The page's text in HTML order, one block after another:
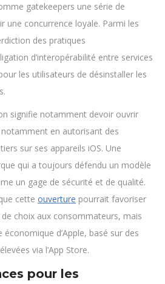
gatekeepers une série de
une concurrence loyale. Parmi les
des pratiques
d’interopérabilité entre services
les utilisateurs de désinstaller les
signifie notamment devoir ouvrir
en autorisant des
sur ses appareils iOS. Une
qui a toujours défendu un modèle
un gage de sécurité et de qualité.
cette ouverture pourrait favoriser
choix aux consommateurs, mais
d’Apple, basé sur des
via l’App Store.
pour les